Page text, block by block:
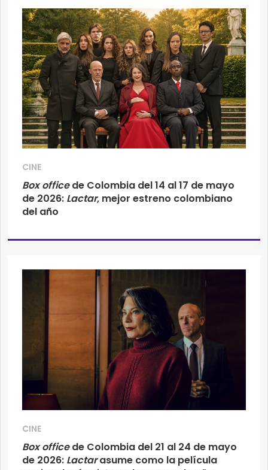
CINE
Box officede Colombia del 14 al 17 de mayo
de 2026: Lactar, mejor estreno colombiano
del año
CINE
Box officede Colombia del 21 al 24 de mayo
de 2026: Lactarasume como la película